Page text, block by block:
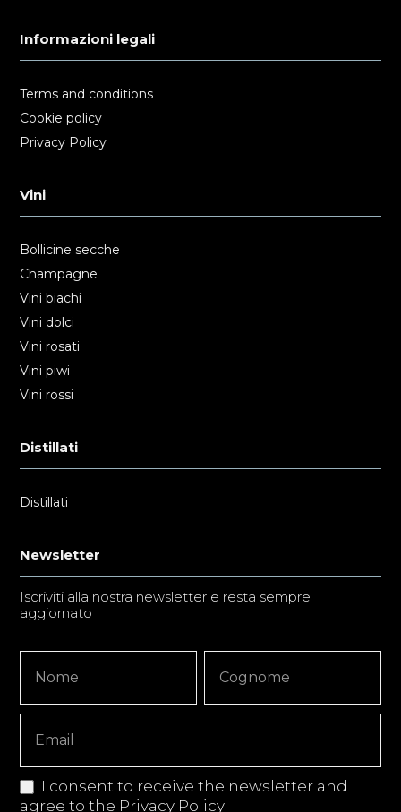
Informazioni legali
Terms and conditions
Cookie policy
Privacy Policy
Vini
Bollicine secche
Champagne
Vini biachi
Vini dolci
Vini rosati
Vini piwi
Vini rossi
Distillati
Distillati
Newsletter
Iscriviti alla nostra newsletter e resta sempre
aggiornato
Signup
Copy
I consent to receive the newsletter and
agree to the Privacy Policy